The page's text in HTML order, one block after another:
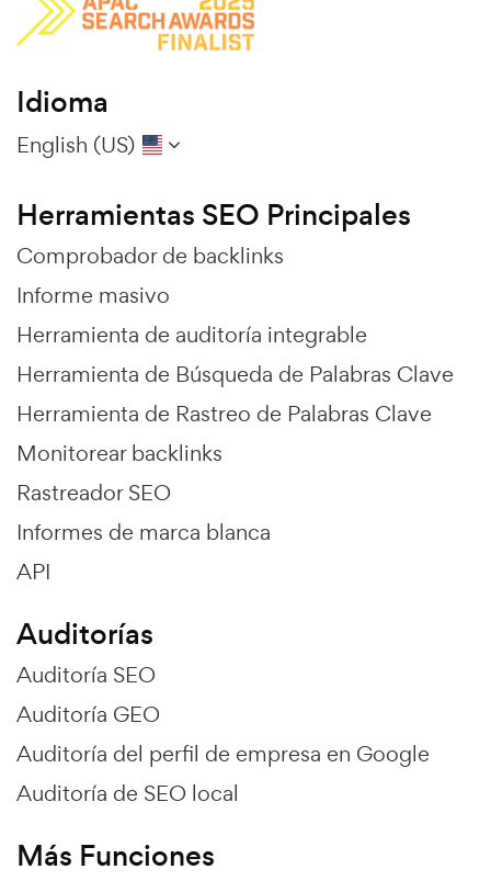
Idioma
English (US)
Herramientas SEO Principales
Comprobador de backlinks
Informe masivo
Herramienta de auditoría integrable
Herramienta de Búsqueda de Palabras Clave
Herramienta de Rastreo de Palabras Clave
Monitorear backlinks
Rastreador SEO
Informes de marca blanca
API
Auditorías
Auditoría SEO
Auditoría GEO
Auditoría del perfil de empresa en Google
Auditoría de SEO local
Más Funciones